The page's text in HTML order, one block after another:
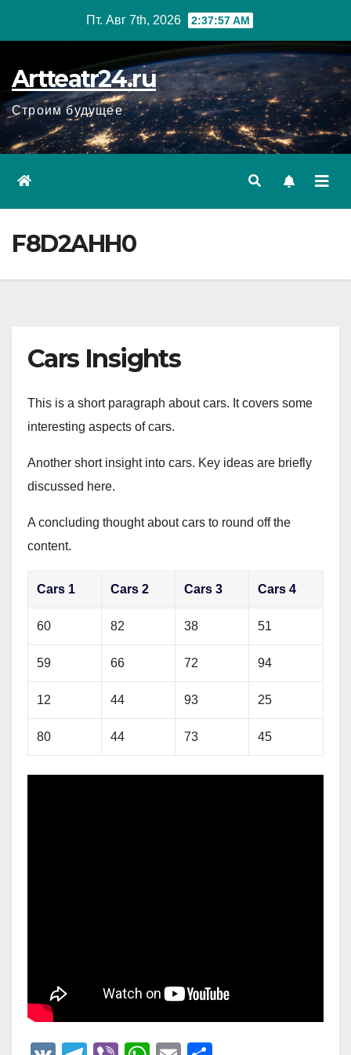
Пт. Авг 7th, 2026 2:37:58 AM
Artteatr24.ru
Строим будущее
F8D2AHH0
Cars Insights
This is a short paragraph about cars. It covers some
interesting aspects of cars.
Another short insight into cars. Key ideas are briefly
discussed here.
A concluding thought about cars to round off the
content.
Cars 1 Cars 2 Cars 3 Cars 4
60 82 38 51
59 66 72 94
12 44 93 25
80 44 73 45